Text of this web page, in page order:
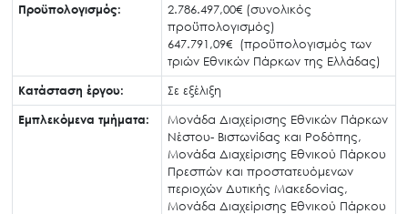
Προϋπολογισμός:
2.786.497,00€ (συνολικός
προϋπολογισμός)
647.791,09€ (προϋπολογισμός των
τριών Εθνικών Πάρκων της Ελλάδας)
Κατάσταση έργου:
Σε εξέλιξη
Εμπλεκόμενα τμήματα:
Μονάδα Διαχείρισης Εθνικών Πάρκων
Νέστου- Βιστωνίδας και Ροδόπης,
Μονάδα Διαχείρισης Εθνικού Πάρκου
Πρεσπών και προστατευόμενων
περιοχών Δυτικής Μακεδονίας,
Μονάδα Διαχείρισης Εθνικού Πάρκου